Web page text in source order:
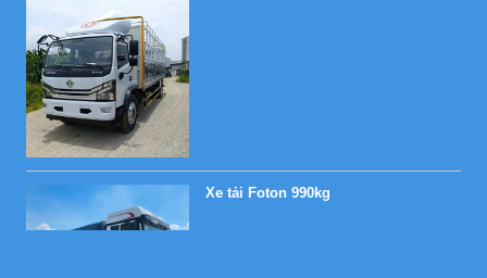
Xe tải Foton 990kg